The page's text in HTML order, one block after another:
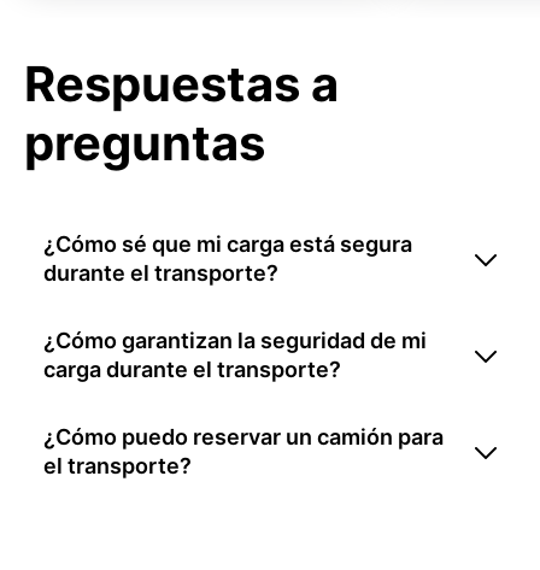
Respuestas a
preguntas
¿Cómo sé que mi carga está segura
durante el transporte?
¿Cómo garantizan la seguridad de mi
carga durante el transporte?
¿Cómo puedo reservar un camión para
el transporte?